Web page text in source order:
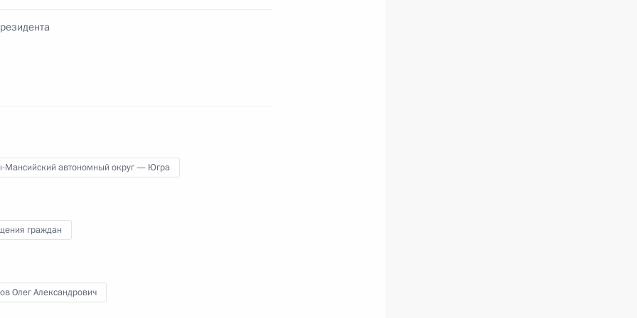
Филипенко
рационального
Мансийский автономный округ — Югра
граждан
Олег Александрович